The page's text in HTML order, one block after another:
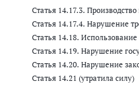
Статья 14.17.3.
Статья 14.17.4. Нарушение
Статья 14.18.
Статья 14.19. Нарушение
Статья 14.20. Нарушение
Статья 14.21 (утратила силу)